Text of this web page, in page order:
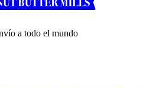
a todo el mundo